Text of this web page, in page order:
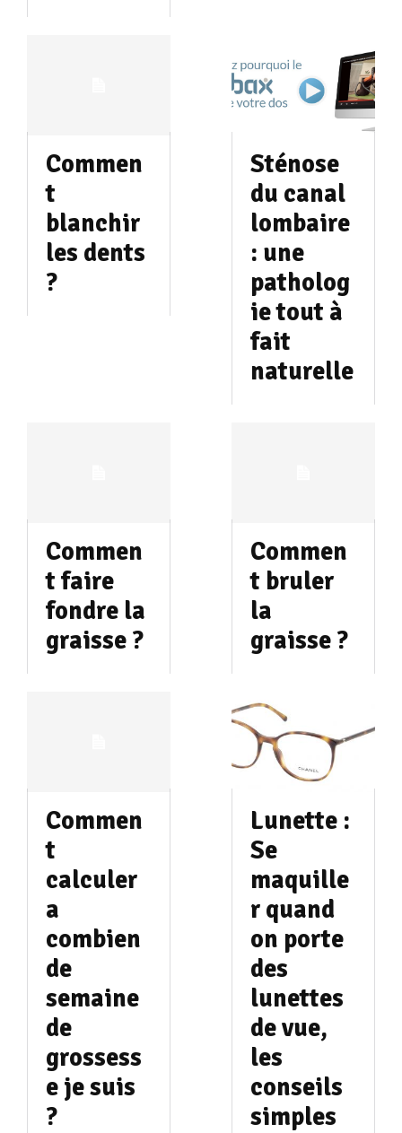
Commen
t
blanchir
les dents
?
Sténose
du canal
lombaire
: une
patholog
ie tout à
fait
naturelle
Commen
t faire
fondre la
graisse ?
Commen
t bruler
la
graisse ?
Commen
t
calculer
a
combien
de
semaine
de
grossess
e je suis
?
Lunette :
Se
maquille
r quand
on porte
des
lunettes
de vue,
les
conseils
simples